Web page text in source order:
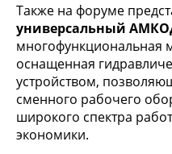
Также на форуме
универсальный
многофункциональная
оснащенная
устройством,
сменного рабочего
широкого спектра
экономики.